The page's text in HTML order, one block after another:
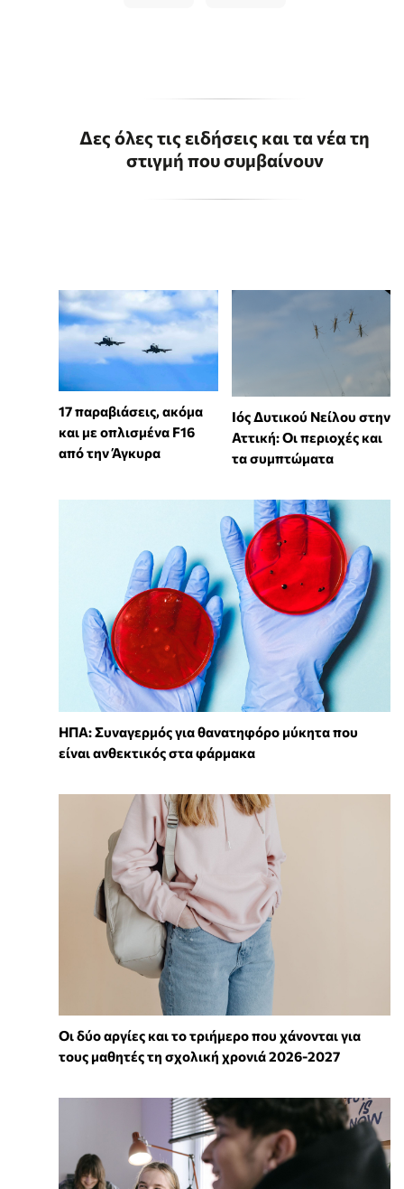
Δες όλες τις ειδήσεις και τα νέα τη
στιγμή που συμβαίνουν
17 παραβιάσεις, ακόμα
και με οπλισμένα F16
από την Άγκυρα
Ιός Δυτικού Νείλου στην
Αττική: Οι περιοχές και
τα συμπτώματα
ΗΠΑ: Συναγερμός για θανατηφόρο μύκητα που
είναι ανθεκτικός στα φάρμακα
Οι δύο αργίες και το τριήμερο που χάνονται για
τους μαθητές τη σχολική χρονιά 2026-2027